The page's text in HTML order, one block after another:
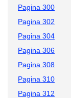
Pagina 300
Pagina 302
Pagina 304
Pagina 306
Pagina 308
Pagina 310
Pagina 312